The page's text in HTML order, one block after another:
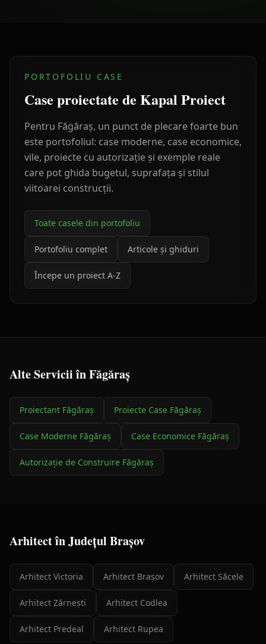
PORTOFOLIU CASE
Case proiectate de Kapal Proiect
Pentru Făgăraș, un punct de plecare foarte bun
este portofoliul: case moderne, case economice,
vile, proiecte cu autorizație și exemple reale
care pot ghida bugetul, suprafața și stilul
viitoarei construcții.
Toate casele din portofoliu
Portofoliu complet Articole și ghiduri
Începe un proiect A-Z
Alte Servicii înFăgăraș
Proiectant Făgăraș Proiecte Case Făgăraș
Case Moderne Făgăraș Case Economice Făgăraș
Autorizație de Construire Făgăraș
Arhitectîn Județul Brașov
Arhitect Victoria Arhitect Brașov Arhitect Săcele
Arhitect Zărnești Arhitect Codlea
Arhitect Predeal Arhitect Rupea